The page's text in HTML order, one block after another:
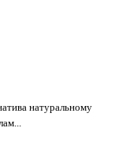
натуральному